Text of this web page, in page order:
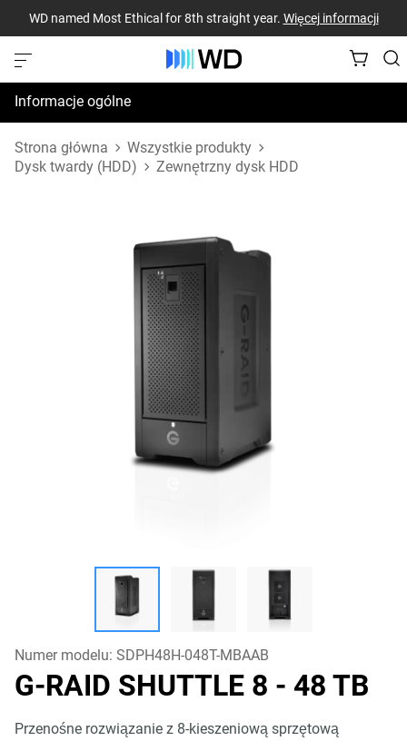
WD named Most Ethical for 8th straight year. Więcej informacji
Informacje ogólne
Dane techniczne
Strona główna
Wszystkie produkty
Dysk twardy (HDD)
Zewnętrzny dysk HDD
Numer modelu: SDPH48H-048T-MBAAB
G-RAID SHUTTLE 8 - 48 TB
Przenośne rozwiązanie z 8-kieszeniową sprzętową